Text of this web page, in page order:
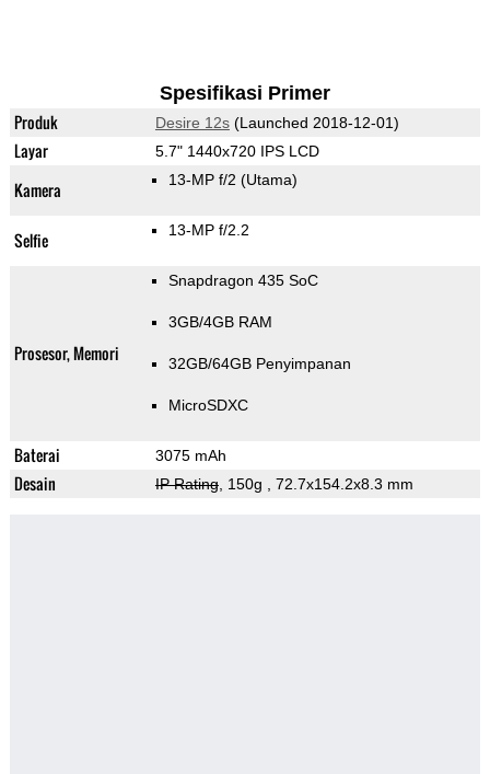
Spesifikasi Primer
Produk Desire 12s(Launched 2018-12-01)
Layar 5.7" 1440x720 IPS LCD
Kamera 13-MP f/2 (Utama)
Selfie 13-MP f/2.2
Prosesor, Memori
Snapdragon 435 SoC
3GB/4GB RAM
32GB/64GB Penyimpanan
MicroSDXC
Baterai 3075 mAh
Desain IP Rating, 150g , 72.7x154.2x8.3 mm